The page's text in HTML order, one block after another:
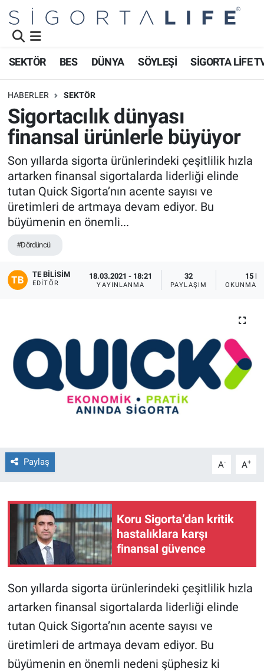
SEKTÖR BES DÜNYA SÖYLEŞİ SİGORTA LİFE
HABERLER SEKTÖR
Sigortacılık dünyası
finansal ürünlerle büyüyor
Son yıllarda sigorta ürünlerindeki çeşitlilik hızla
artarken finansal sigortalarda liderliği elinde
tutan Quick Sigorta’nın acente sayısı ve
üretimleri de artmaya devam ediyor. Bu
büyümenin en önemli...
#Dördüncü
TE BILISIM
EDITÖR
18.03.2021 - 18:21
YAYINLANMA
32
PAYLAŞIM
15 DK
OKUNMA
Paylaş A- A+
Koru Sigorta’dan kritik
hastalıklara karşı
finansal güvence
Son yıllarda sigorta ürünlerindeki çeşitlilik hızla
artarken finansal sigortalarda liderliği elinde
tutan Quick Sigorta’nın acente sayısı ve
üretimleri de artmaya devam ediyor. Bu
büyümenin en önemli nedeni şüphesiz ki
Namaz Vakitleri
Trafik Durumu
Süper Lig Puan Durumu ve Fikstür
Tüm Manşetler
Son Dakika Haberleri